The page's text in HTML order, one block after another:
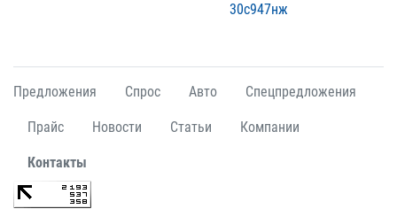
30с947нж
Предложения Спрос Авто Спецпредложения
Прайс Новости Статьи Компании
Контакты